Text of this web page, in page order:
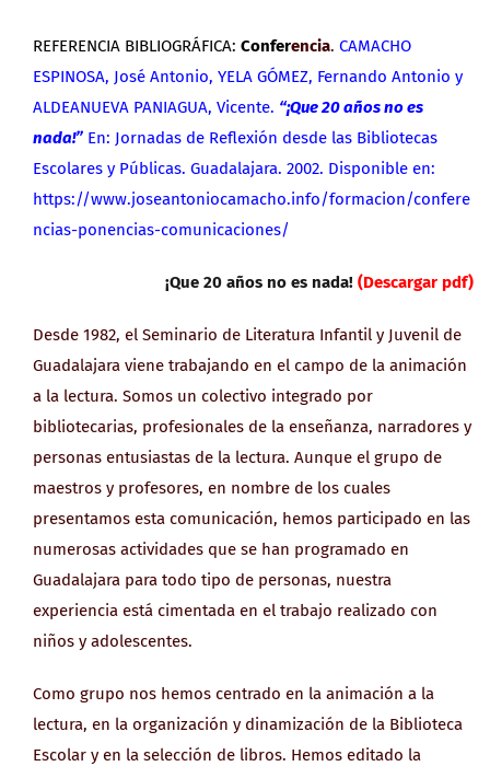
REFERENCIA BIBLIOGRÁFICA: Conferencia. CAMACHO
ESPINOSA, José Antonio, YELA GÓMEZ, Fernando Antonio y
ALDEANUEVA PANIAGUA, Vicente. “¡Que 20 años no es
nada!”En: Jornadas de Reflexión desde las Bibliotecas
Escolares y Públicas. Guadalajara. 2002. Disponible en:
https://www.joseantoniocamacho.info/formacion/confere
ncias-ponencias-comunicaciones/
¡Que 20 años no es nada! (Descargar pdf)
Desde 1982, el Seminario de Literatura Infantil y Juvenil de
Guadalajara viene trabajando en el campo de la animación
a la lectura. Somos un colectivo integrado por
bibliotecarias, profesionales de la enseñanza, narradores y
personas entusiastas de la lectura. Aunque el grupo de
maestros y profesores, en nombre de los cuales
presentamos esta comunicación, hemos participado en las
numerosas actividades que se han programado en
Guadalajara para todo tipo de personas, nuestra
experiencia está cimentada en el trabajo realizado con
niños y adolescentes.
Como grupo nos hemos centrado en la animación a la
lectura, en la organización y dinamización de la Biblioteca
Escolar y en la selección de libros. Hemos editado la